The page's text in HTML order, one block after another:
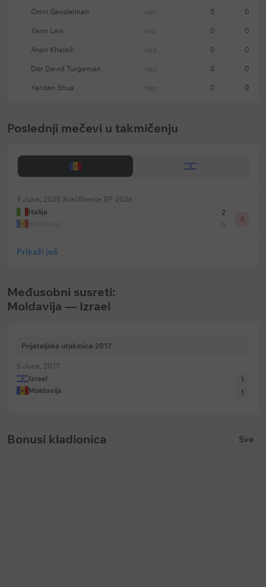
Omri Gandelman vez. 0 0
Yarin Levi vez. 0 0
Anan Khalaili nap. 0 0
Dor David Turgeman nap. 0 0
Yarden Shua nap. 0 0
Poslednji mečevi u takmičenju
9 Juna, 2025 Kvalifikacije SP-2026
Italija
2
A
Prikaži još
Međusobni susreti:
Moldavija — Izrael
Prijateljske utakmice 2017
5 Juna, 2017
Izrael
Moldavija
1
1
Bonusi kladionica Sve